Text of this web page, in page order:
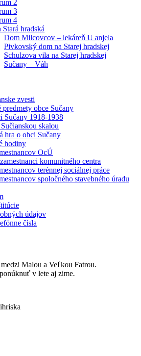
2
3
4
hradská
Dom Milcovcov – lekáreň U anjela
Pivkovský dom na Starej hradskej
Schulzova vila na Starej hradskej
Sučany – Váh
zvesti
predmety obce Sučany
Sučany 1918-1938
skalou
hra o obci Sučany
hodiny
OcÚ
komunitného centra
terénnej sociálnej práce
spoločného stavebného úradu
údajov
čísla
medzi Malou a Veľkou Fatrou.
v lete aj zime.